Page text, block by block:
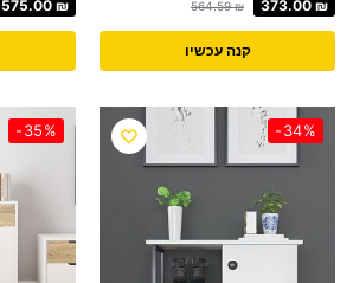
564.59₪ 373.00 ₪
קנה עכשיו
575.00 ₪
-34%
-35%